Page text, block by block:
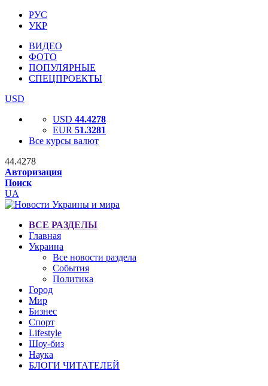
РУС
УКР
ВИДЕО
ФОТО
ПОПУЛЯРНЫЕ
СПЕЦПРОЕКТЫ
USD
USD 44.4278
EUR 51.3281
Все курсы валют
44.4278
Авторизация
Поиск
UA
ВСЕ РАЗДЕЛЫ
Главная
Украина
Все новости раздела
События
Политика
Город
Мир
Бизнес
Спорт
Lifestyle
Шоу-биз
Наука
БЛОГИ ЧИТАТЕЛЕЙ